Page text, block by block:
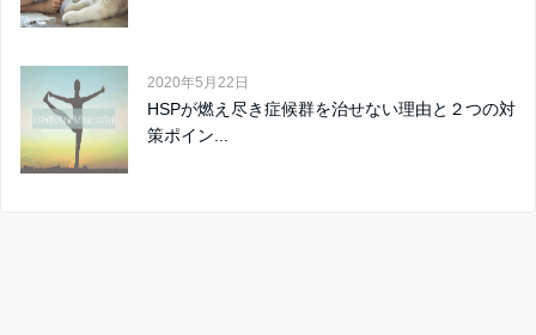
2020年5月22日
HSPが燃え尽き症候群を治せない理由と２つの対
策ポイン...